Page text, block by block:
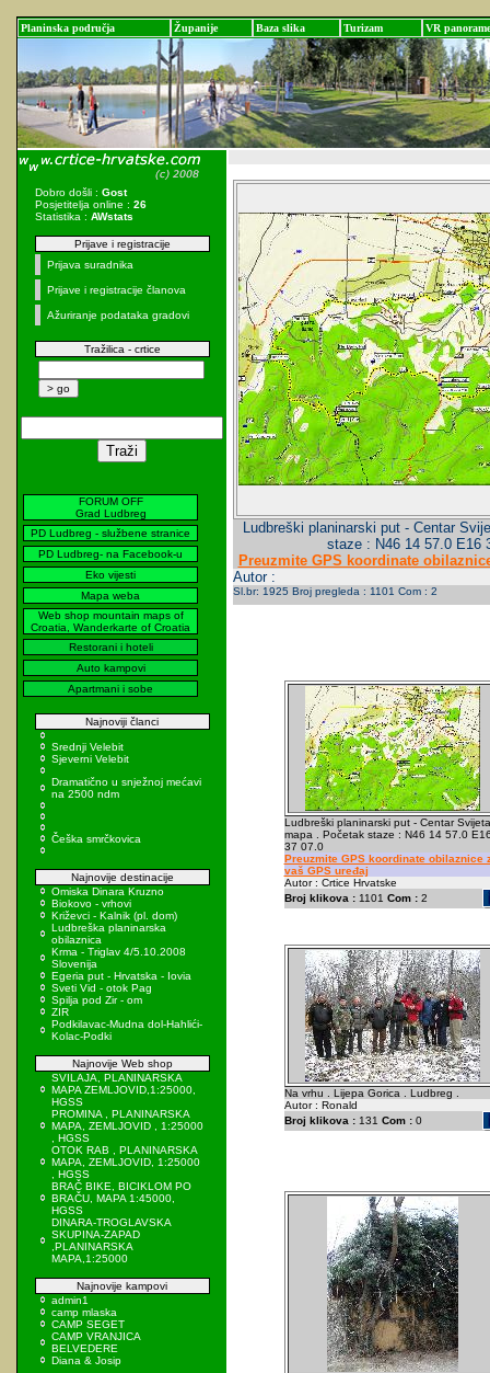
Planinska područja Županije Baza slika Turizam VR panorame
Dobro došli : Gost
Posjetitelja online : 26
Statistika : AWstats
Prijave i registracije
Prijava suradnika
Prijave i registracije članova
Ažuriranje podataka gradovi
Tražilica - crtice
FORUM OFF
Grad Ludbreg
PD Ludbreg - službene stranice
PD Ludbreg- na Facebook-u
Eko vijesti
Mapa weba
Web shop mountain maps of
Croatia, Wanderkarte of Croatia
Restorani i hoteli
Auto kampovi
Apartmani i sobe
Najnoviji članci
Srednji Velebit
Sjeverni Velebit
Dramatično u snježnoj mećavi
na 2500 ndm
Češka smrčkovica
Najnovije destinacije
Omiska Dinara Kruzno
Biokovo - vrhovi
Križevci - Kalnik (pl. dom)
Ludbreška planinarska
obilaznica
Krma - Triglav 4/5.10.2008
Slovenija
Egeria put - Hrvatska - Iovia
Sveti Vid - otok Pag
Spilja pod Zir - om
ZIR
Podkilavac-Mudna dol-Hahlići-
Kolac-Podki
Najnovije Web shop
SVILAJA, PLANINARSKA
MAPA ZEMLJOVID,1:25000,
HGSS
PROMINA , PLANINARSKA
MAPA, ZEMLJOVID , 1:25000
, HGSS
OTOK RAB , PLANINARSKA
MAPA, ZEMLJOVID, 1:25000
, HGSS
BRAČ BIKE, BICIKLOM PO
BRAČU, MAPA 1:45000,
HGSS
DINARA-TROGLAVSKA
SKUPINA-ZAPAD
,PLANINARSKA
MAPA,1:25000
Najnovije kampovi
admin1
camp mlaska
CAMP SEGET
CAMP VRANJICA
BELVEDERE
Diana & Josip
Ludbreški planinarski put - Centar
staze : N46 14 57.0 E16
Preuzmite GPS koordinate
Autor :
Sl.br: 1925 Broj pregleda : 1101 Com : 2
Ludbreški planinarski put - Centar
mapa . Početak staze : N46 14 57.0
37 07.0
Preuzmite GPS koordinate obilaznice
vaš GPS uređaj
Autor : Crtice Hrvatske
Broj klikova :1101 Com :2
Na vrhu . Lijepa Gorica . Ludbreg .
Autor : Ronald
Broj klikova :131 Com :0